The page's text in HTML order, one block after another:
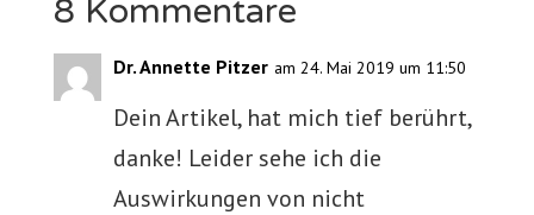
8 Kommentare
Dr. Annette Pitzer am 24. Mai 2019 um 11:50
Dein Artikel, hat mich tief berührt,
danke! Leider sehe ich die
Auswirkungen von nicht